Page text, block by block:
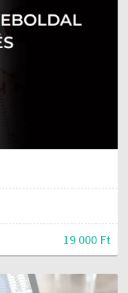
19 000 Ft